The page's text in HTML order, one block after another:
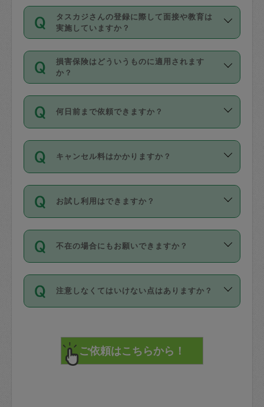
動計算で表示されます。
開始時間を２時間前後変更することが可
能です。依頼送信後、個別にタスカジさ
んにメッセージを送り調整してくださ
い。ただし、２時間を越えての調整はで
時間も被らない場合、損害保険の対象外
する前にタスカジさんのプロフィールで
確認してください。
基本的に、高所での作業や危険作業、屋
外での作業は対象外です。
主婦として長年の家事経験をお持ちの
方、栄養士・調理師といった資格者で保
育園や学校の給食やレストランで料理関
係の専門職に従事されていた方、日本で
すでにハウスキーパーや英語の先生とし
てお仕事をしているフィリピン出身の
社員など様々なバックグラウンドの方が
登録しています。
日本語も話せる方など様々です。
ールに記載していますので、各自の得意
を依頼してください。
タスカジさんの登録に際して面接や教育は
実施していますか？
応募の際に、各自事務局との面接と説明
を行っています。その後、身分証明書の
写真提出をしていただいています。外国
確認しています。タスカジさんトレーニ
ング動画を使ったセルフトレーニングの
現場トライアルを受け、合格したタスカ
ジさんが活動されています。
※テストセンターの講評は１件目のレビュ
参考
【詳細】タスカジさんの登録に際
損害保険はどういうものに適用されます
か？
依頼者とタスカジさんとの間でタスカジ
を通して成立した作業時間内での作業に
適用されます。作業範囲は、掃除、洗
です。作業中に物を壊したり、人にけが
をさせたりした場合が対象で、補償金額
す。
写真を撮り、
詳細FAQ：
損害賠償保険について教えて
何日前まで依頼できますか？
ご依頼は、現在を起点に3日後（72時間
以降）の日時から受付可能となっていま
す。
タスカジさんへ「募集」をかけることが
可能です。
キャンセル料はかかりますか？
キャンセル料には、以下の2種類がありま
す。
1. 直前キャンセル（定期、スポット契約
共通）
72時間を超える※と、以下のキャンセル
料が発生します。
直前キャンセル料：
72時間前〜24時間前＝依頼料金の50%
お試し利用はできますか？
「お試し利用」というメニューはありま
せんが、「一回のみ」依頼を活用するこ
とによって、気に入ったタスカジさんを
まず、条件の合う気になるタスカジさ
みてください。
その後、一番気に入ったタスカジさんに
不在の場合にもお願いできますか？
不在の場合の作業はタスカジさんの同意
が必要です。数回の依頼ののち、タスカ
ジさんと依頼者の間で十分な信頼関係が
てください。
不在時に部屋に入るためにタスカジさん
注意しなくてはいけない点はありますか？
で、必ず鍵のかかるロッカーや金庫に入
れて依頼者の責任の元管理するよう心掛
けてください。